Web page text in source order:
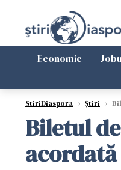
Economie
StiriDiaspora › Știri ›
Biletul